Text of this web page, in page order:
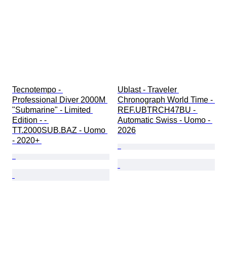
Tecnotempo -
Professional Diver 2000M
"Submarine" - Limited
Edition - -
TT.2000SUB.BAZ - Uomo
- 2020+
Ublast - Traveler
Chronograph World Time -
REF.UBTRCH47BU -
Automatic Swiss - Uomo -
2026